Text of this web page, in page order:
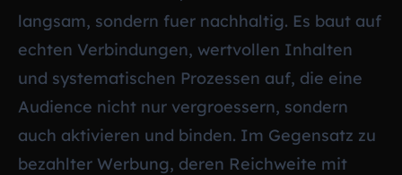
langsam, sondern fuer nachhaltig. Es baut auf
echten Verbindungen, wertvollen Inhalten
und systematischen Prozessen auf, die eine
Audience nicht nur vergroessern, sondern
auch aktivieren und binden. Im Gegensatz zu
bezahlter Werbung, deren Reichweite mit